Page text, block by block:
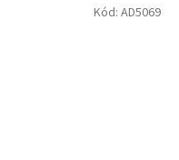
Kód: AD5069